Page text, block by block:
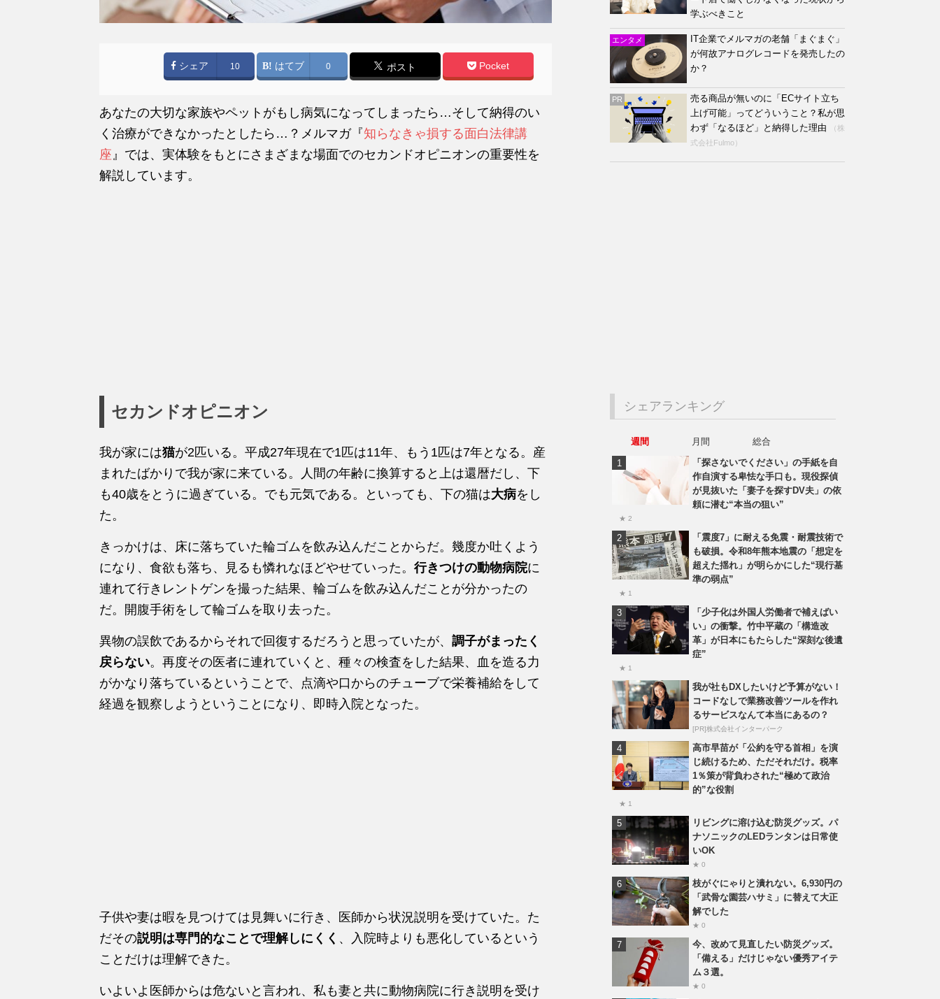
シェア 10 はてブ 0 ポスト Pocket
あなたの大切な家族やペットがもし病気になってしまったら…そして納得のい
く治療ができなかったとしたら…？メルマガ『知らなきゃ損する面白法律講
座 』では、実体験をもとにさまざまな場面でのセカンドオピニオンの重要性を
解説しています。
セカンドオピニオン
我が家には猫が2匹いる。平成27年現在で1匹は11年、もう1匹は7年となる。産
まれたばかりで我が家に来ている。人間の年齢に換算すると上は還暦だし、下
も40歳をとうに過ぎている。でも元気である。といっても、下の猫は大病をし
た。
きっかけは、床に落ちていた輪ゴムを飲み込んだことからだ。幾度か吐くよう
になり、食欲も落ち、見るも憐れなほどやせていった。 行きつけの動物病院に
連れて行きレントゲンを撮った結果、輪ゴムを飲み込んだことが分かったの
だ。開腹手術をして輪ゴムを取り去った。
異物の誤飲であるからそれで回復するだろうと思っていたが、 調子がまったく
戻らない。再度その医者に連れていくと、種々の検査をした結果、血を造る力
がかなり落ちているということで、点滴や口からのチューブで栄養補給をして
経過を観察しようということになり、即時入院となった。
子供や妻は暇を見つけては見舞いに行き、医師から状況説明を受けていた。た
だその説明は専門的なことで理解しにくく 、入院時よりも悪化しているという
ことだけは理解できた。
いよいよ医師からは危ないと言われ、私も妻と共に動物病院に行き説明を受け
学ぶべきこと
エンタメ
IT企業でメルマガの老舗「まぐまぐ」
が何故アナログレコードを発売したの
か？
PR
売る商品が無いのに「ECサイト立ち
上げ可能」ってどういうこと？私が思
わず「なるほど」と納得した理由
（株
式会社Fulmo）
シェアランキング
週間 月間
総合
「探さないでください」の手紙を自
作自演する卑怯な手口も。現役探偵
が見抜いた「妻子を探すDV夫」の依
頼に潜む“本当の狙い”
★ 2
「震度7」に耐える免震・耐震技術で
も破損。令和8年熊本地震の「想定を
超えた揺れ」が明らかにした“現行基
準の弱点”
★ 1
「少子化は外国人労働者で補えばい
い」の衝撃。竹中平蔵の「構造改
革」が日本にもたらした“深刻な後遺
症”
★ 1
我が社もDXしたいけど予算がない！
コードなしで業務改善ツールを作れ
るサービスなんて本当にあるの？
[PR]株式会社インターパーク
高市早苗が「公約を守る首相」を演
じ続けるため、ただそれだけ。税率
1％策が背負わされた“極めて政治
的”な役割
★ 1
リビングに溶け込む防災グッズ。パ
ナソニックのLEDランタンは日常使
いOK
★ 0
枝がぐにゃりと潰れない。6,930円の
「武骨な園芸ハサミ」に替えて大正
解でした
★ 0
今、改めて見直したい防災グッズ。
「備える」だけじゃない優秀アイテ
ム３選。
★ 0